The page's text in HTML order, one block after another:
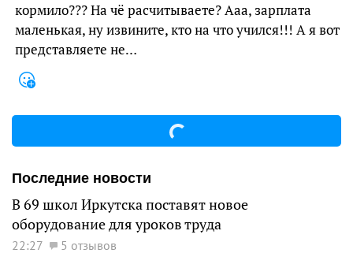
кормило??? На чё расчитываете? Ааа, зарплата
маленькая, ну извините, кто на что учился!!! А я вот
представляете не…
Последние новости
В 69 школ Иркутска поставят новое
оборудование для уроков труда
22:27 5 отзывов